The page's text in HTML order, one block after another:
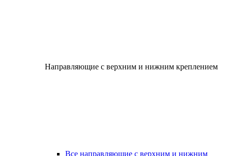
Направляющие с верхним и нижним креплением
Все направляющие с верхним и нижним